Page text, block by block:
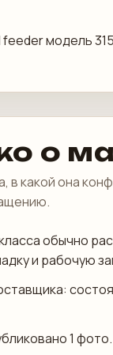
feeder модель
о
в какой она
обычно
и рабочую
1 фото.